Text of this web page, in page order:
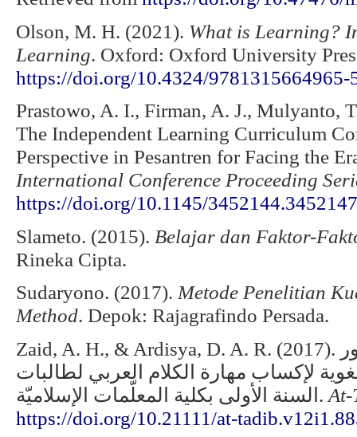
Olson, M. H. (2021). What is Learning?
Learning. Oxford: Oxford University
https://doi.org/10.4324/9781315664965-
Prastowo, A. I., Firman, A. J., Mulyanto,
The Independent Learning Curriculum
Perspective in Pesantren for Facing the
International Conference Proceeding
https://doi.org/10.1145/3452144.3452147
Slameto. (2015). Belajar dan Faktor-
Rineka Cipta.
Sudaryono. (2017). Metode Penelitian
Method. Depok: Rajagrafindo Persada.
Zaid, A. H., & Ardisya, D. A. R. (2017). محاولات معهد دار السلام كونتور
لإكساب مهارة الكلام العربي لطالبات
السنة الأولى بكلية المعلّمات الإسلاميّة. At-
https://doi.org/10.21111/at-